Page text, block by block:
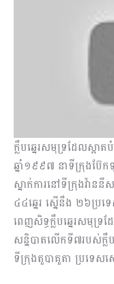
ក្លឹបឆ្នេរសមុទ្រដែលស្អ
ឆ្នាំ១៩៩៧ នាទី​ក្រុង​ប៊ែក
ស្នាក់ការនៅទីក្រុងវ៉ាន
៤៤ឆ្នេរ ស្នើនឹង ២៦ប្រ
ពេញសិទ្ធក្លឹបឆ្នេរសមុទ្
សន្និបាត​លើកទី៧របស់ក្
ទីក្រុងតួបាគួតា ប្រទេស